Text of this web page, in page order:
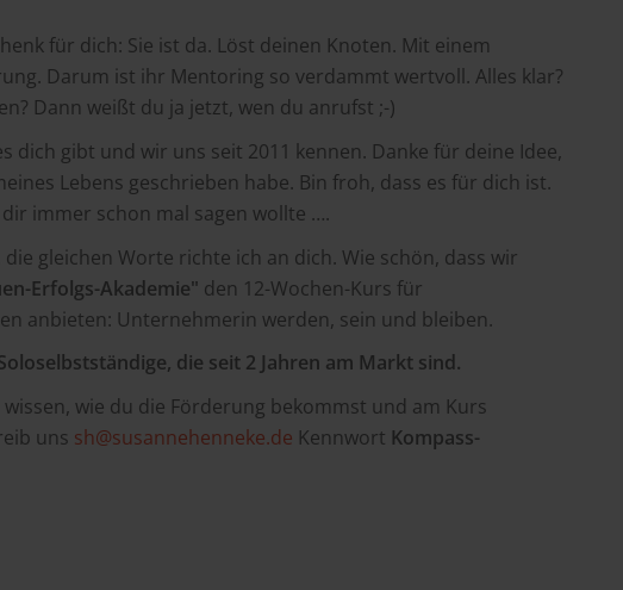
für dich: Sie ist da. Löst deinen Knoten. Mit einem
Darum ist ihr Mentoring so verdammt wertvoll. Alles klar?
Dann weißt du ja jetzt, wen du anrufst ;-)
dich gibt und wir uns seit 2011 kennen. Danke für deine Idee,
Lebens geschrieben habe. Bin froh, dass es für dich ist.
immer schon mal sagen wollte ….
die gleichen Worte richte ich an dich. Wie schön, dass wir
Erfolgs-Akademie" den 12-Wochen-Kurs für
anbieten: Unternehmerin werden, sein und bleiben.
die seit 2 Jahren am Markt sind.
wie du die Förderung bekommst und am Kurs
uns sh@susannehenneke.de Kennwort Kompass-